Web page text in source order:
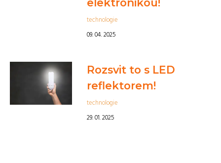
technologie
09. 04. 2025
Rozsvit to s LED
reflektorem!
technologie
29. 01. 2025